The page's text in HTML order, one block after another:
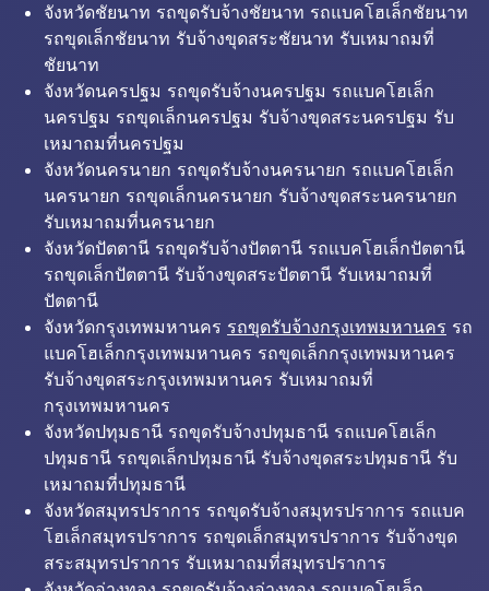
จังหวัดชัยนาท รถขุดรับจ้างชัยนาท รถแบคโฮเล็กชัยนาท
รถขุดเล็กชัยนาท รับจ้างขุดสระชัยนาท รับเหมาถมที่
ชัยนาท
จังหวัดนครปฐม รถขุดรับจ้างนครปฐม รถแบคโฮเล็ก
นครปฐม รถขุดเล็กนครปฐม รับจ้างขุดสระนครปฐม รับ
เหมาถมที่นครปฐม
จังหวัดนครนายก รถขุดรับจ้างนครนายก รถแบคโฮเล็ก
นครนายก รถขุดเล็กนครนายก รับจ้างขุดสระนครนายก
รับเหมาถมที่นครนายก
จังหวัดปัตตานี รถขุดรับจ้างปัตตานี รถแบคโฮเล็กปัตตานี
รถขุดเล็กปัตตานี รับจ้างขุดสระปัตตานี รับเหมาถมที่
ปัตตานี
จังหวัดกรุงเทพมหานคร รถขุดรับจ้างกรุงเทพมหานคร รถ
แบคโฮเล็กกรุงเทพมหานคร รถขุดเล็กกรุงเทพมหานคร
รับจ้างขุดสระกรุงเทพมหานคร รับเหมาถมที่
กรุงเทพมหานคร
จังหวัดปทุมธานี รถขุดรับจ้างปทุมธานี รถแบคโฮเล็ก
ปทุมธานี รถขุดเล็กปทุมธานี รับจ้างขุดสระปทุมธานี รับ
เหมาถมที่ปทุมธานี
จังหวัดสมุทรปราการ รถขุดรับจ้างสมุทรปราการ รถแบค
โฮเล็กสมุทรปราการ รถขุดเล็กสมุทรปราการ รับจ้างขุด
สระสมุทรปราการ รับเหมาถมที่สมุทรปราการ